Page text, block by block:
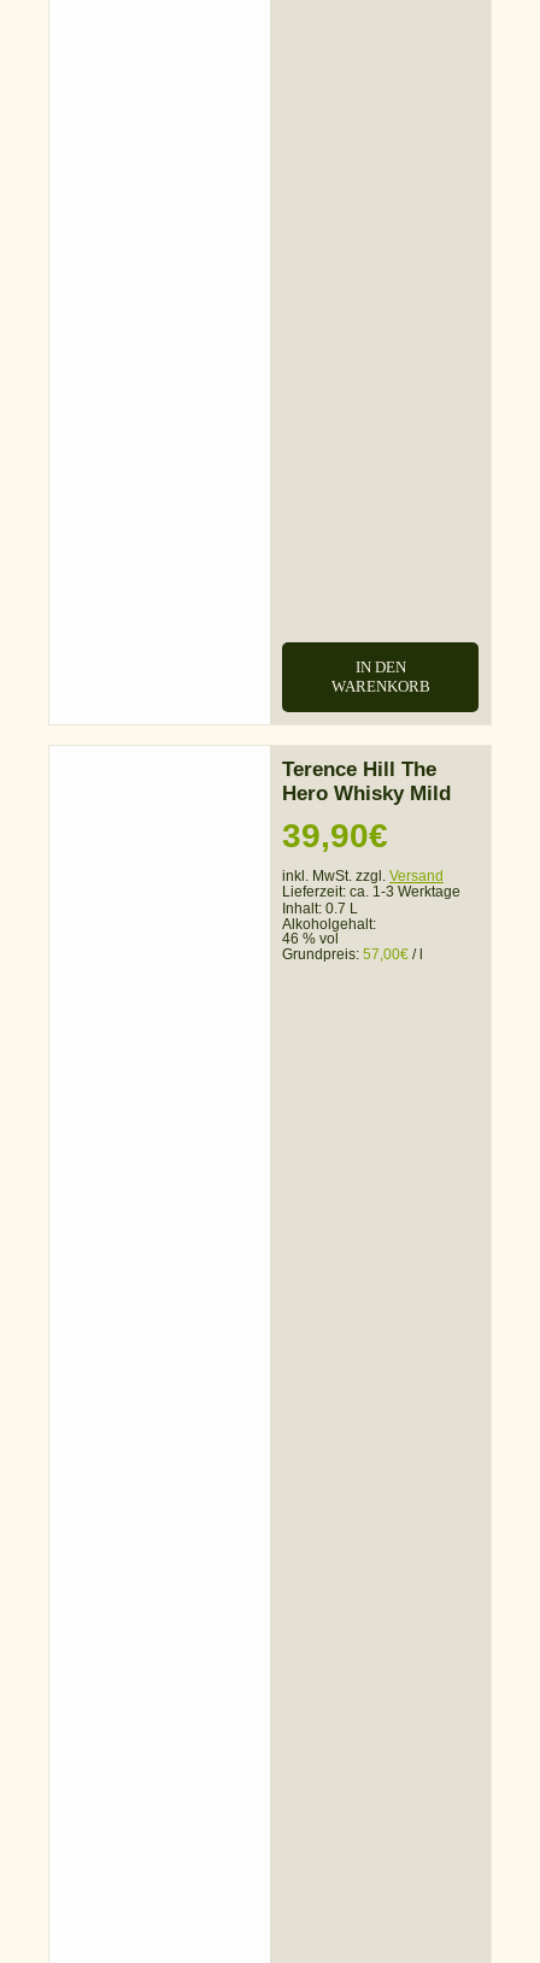
IN DEN
WARENKORB
Terence Hill The
Hero Whisky Mild
39,90€
inkl. MwSt. zzgl. Versand
Lieferzeit: ca. 1-3 Werktage
Inhalt: 0.7 L
Alkoholgehalt:
46 % vol
Grundpreis: 57,00€ /